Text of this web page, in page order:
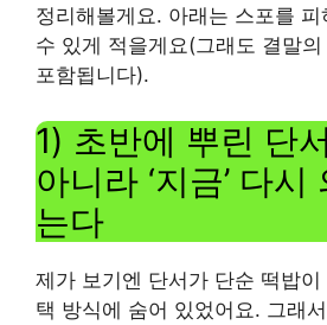
정리해볼게요. 아래는 스포를
수 있게 적을게요(그래도 결말
포함됩니다).
1) 초반에 뿌린 단
아니라 ‘지금’ 다
는다
제가 보기엔 단서가 단순 떡밥
택 방식에 숨어 있었어요. 그래